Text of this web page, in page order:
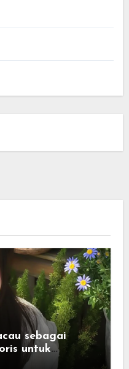
sebagai
untuk
Lebih